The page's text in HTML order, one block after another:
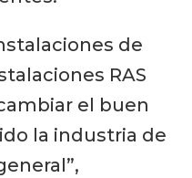
de
RAS
el buen
la industria de